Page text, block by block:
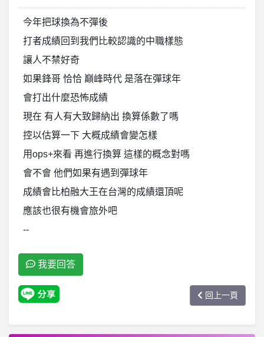
今年把球換為不彈後
打者成績回到我們比較認識的中職樣態
讓人不禁好奇
如果鋒哥 恰恰 巔峰時代 是落在彈球年
會打出什麼恐怖成績
現在 有人有大致歸納出 換算係數了嗎
控以估算一下 大概成績會變怎樣
用ops+來看 再進行換算 這樣的概念對嗎
會不會 他們如果有遇到彈球年
成績會比柏融大王在台灣的成績還頂呢
應該也很有機會旅外吧
--
我要回答
回上一頁